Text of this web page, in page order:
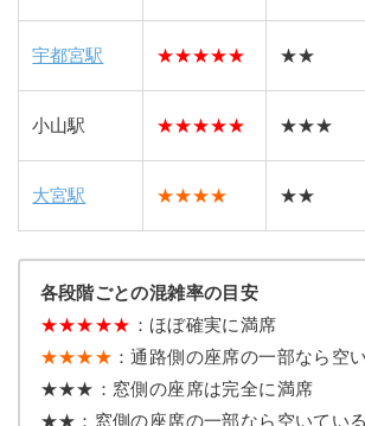
宇都宮駅 ★★★★★ ★★
小山駅 ★★★★★ ★★★
大宮駅 ★★★★ ★★
各段階ごとの混雑率の目安
★★★★★ ：ほぼ確実に満席
★★★★ ：通路側の座席の一部なら空
★★★：窓側の座席は完全に満席
★★：窓側の座席の一部なら空いている